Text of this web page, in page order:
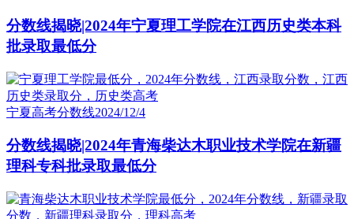
分数线揭晓|2024年宁夏理工学院在江西历史类本科
批录取最低分
宁夏高考分数线2024/12/4
分数线揭晓|2024年青海柴达木职业技术学院在新疆
理科专科批录取最低分